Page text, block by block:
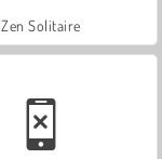
Zen Solitaire